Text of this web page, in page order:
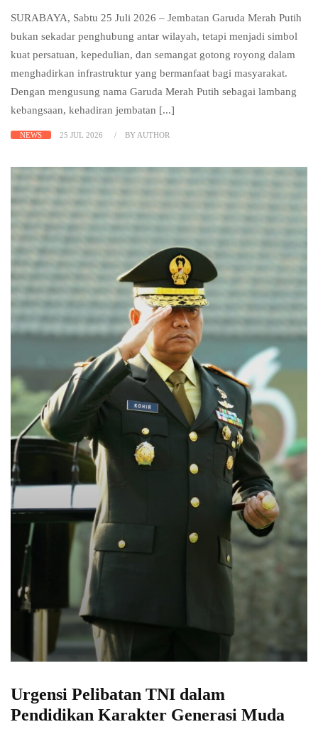
SURABAYA, Sabtu 25 Juli 2026 – Jembatan Garuda Merah Putih
bukan sekadar penghubung antar wilayah, tetapi menjadi simbol
kuat persatuan, kepedulian, dan semangat gotong royong dalam
menghadirkan infrastruktur yang bermanfaat bagi masyarakat.
Dengan mengusung nama Garuda Merah Putih sebagai lambang
kebangsaan, kehadiran jembatan [...]
NEWS 25 JUL 2026 BY AUTHOR
Urgensi Pelibatan TNI dalam
Pendidikan Karakter Generasi Muda